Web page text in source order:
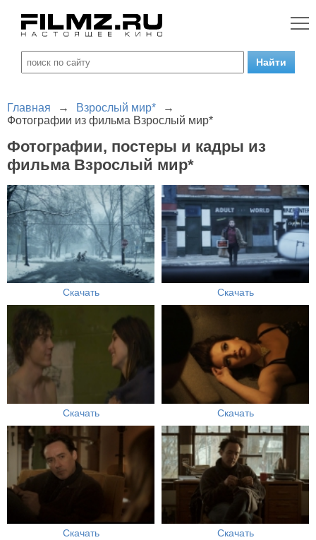
Главная → Взрослый мир*
→
Фотографии из фильма Взрослый мир*
Фотографии, постеры и кадры из
фильма Взрослый мир*
Скачать Скачать
Скачать Скачать
Скачать Скачать